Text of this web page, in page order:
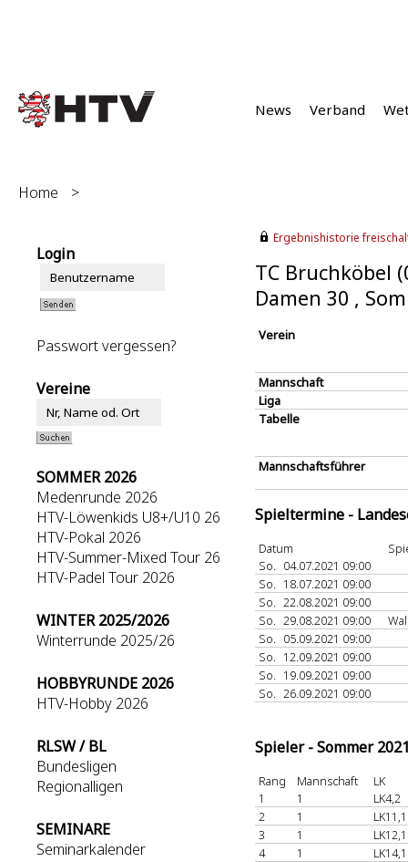
News Verband
Home >
Login
Passwort vergessen?
Vereine
SOMMER 2026
Medenrunde 2026
HTV-Löwenkids U8+/U10 26
HTV-Pokal 2026
HTV-Summer-Mixed Tour 26
HTV-Padel Tour 2026
WINTER 2025/2026
Winterrunde 2025/26
HOBBYRUNDE 2026
HTV-Hobby 2026
RLSW / BL
Bundesligen
Regionalligen
SEMINARE
Seminarkalender
Ergebnishistorie
TC Bruchköbel
Damen 30 ,
Verein
Mannschaft
Liga
Tabelle
Mannschaftsführer
Spieltermine -
Datum
So. 04.07.2021 09:00
So. 18.07.2021 09:00
So. 22.08.2021 09:00
So. 29.08.2021 09:00
So. 05.09.2021 09:00
So. 12.09.2021 09:00
So. 19.09.2021 09:00
So. 26.09.2021 09:00
Spieler - Sommer
Rang Mannschaft
LK
1
1
LK4,2
2
1
LK11,1
3
1
LK12,1
4
1
LK14,1